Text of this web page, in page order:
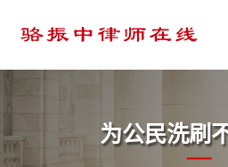
为公民洗刷